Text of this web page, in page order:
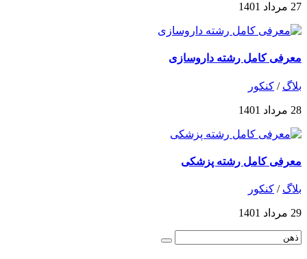
27 مرداد 1401
معرفی کامل رشته داروسازی
بلاگ / کنکور
28 مرداد 1401
معرفی کامل رشته پزشکی
بلاگ / کنکور
29 مرداد 1401